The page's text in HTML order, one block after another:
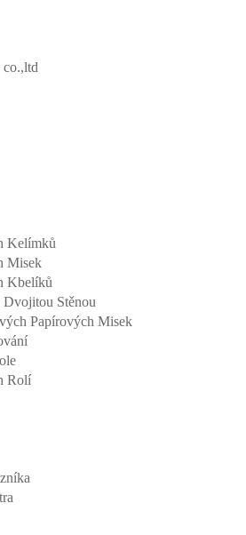
Kelímků
Misek
Kbelíků
Stěnou
Papírových Misek
Rolí